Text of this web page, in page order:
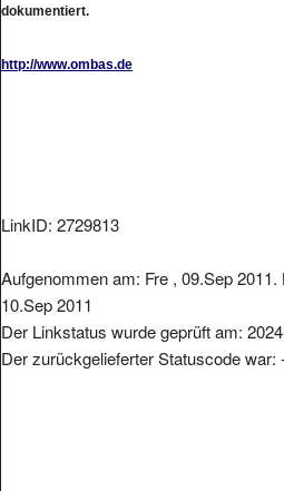
dokumentiert.
http://www.ombas.de
LinkID: 2729813
Aufgenommen am: Fre , 09.Sep
10.Sep 2011
Der Linkstatus wurde geprüft am:
Der zurückgelieferter Statuscode war: